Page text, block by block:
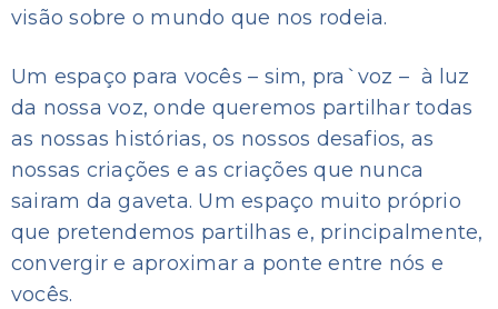
visão sobre o mundo que nos rodeia.
Um espaço para vocês – sim, pra`voz – à luz
da nossa voz, onde queremos partilhar todas
as nossas histórias, os nossos desafios, as
nossas criações e as criações que nunca
sairam da gaveta. Um espaço muito próprio
que pretendemos partilhas e, principalmente,
convergir e aproximar a ponte entre nós e
vocês.